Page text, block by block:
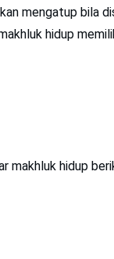
mengatup bila
hidup
makhluk hidup